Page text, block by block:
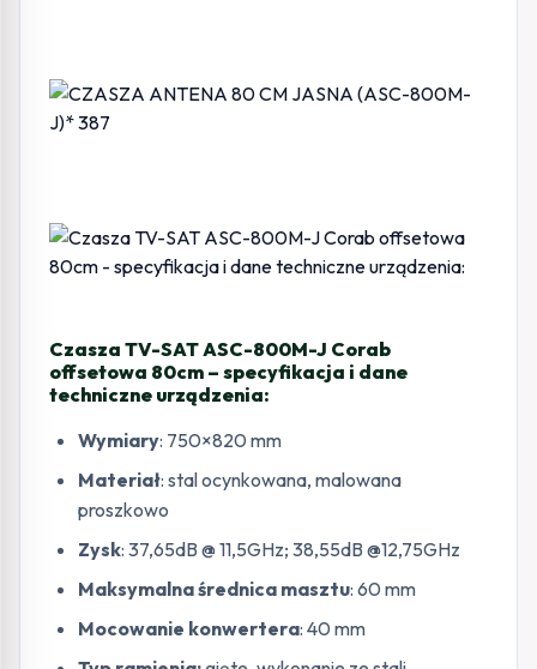
Czasza TV-SAT ASC-800M-J Corab
offsetowa 80cm – specyfikacja i dane
techniczne urządzenia:
Wymiary: 750×820 mm
Materiał: stal ocynkowana, malowana
proszkowo
Zysk: 37,65dB @ 11,5GHz; 38,55dB @12,75GHz
Maksymalna średnica masztu: 60 mm
Mocowanie konwertera: 40 mm